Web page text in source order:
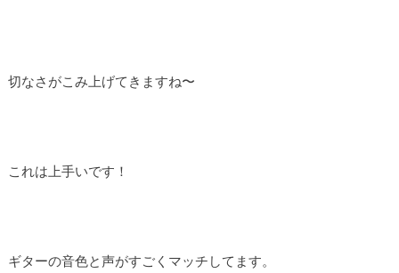
切なさがこみ上げてきますね〜
これは上手いです！
ギターの音色と声がすごくマッチしてます。